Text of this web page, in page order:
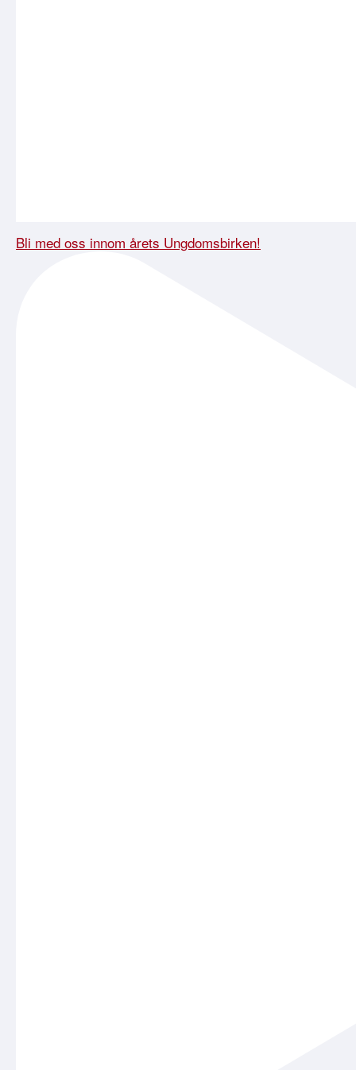
Bli med oss innom årets Ungdomsbirken!